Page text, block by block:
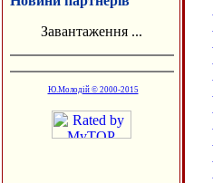
Завантаження ...
Ю.Молодій © 2000-2015